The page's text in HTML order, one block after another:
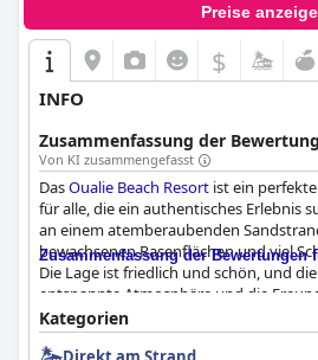
Preise
$
INFO
Zusammenfassung der
Von KI zusammengefasst
DasOualie Beach Resort ist ein
für alle, die ein authentisches Erlebnis
an einem atemberaubenden
bewachsenen Rasenflächen und viel
Die Lage ist friedlich und schön, und
entspannte Atmosphäre und die
Das Restaurant serviert sehr gutes
Preisen, und das Resort liegt in
Zusammenfassung der Bewertungen
Kategorien